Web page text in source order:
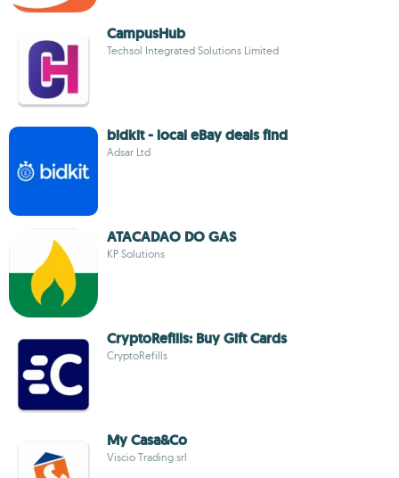
CampusHub
Techsol Integrated Solutions Limited
bidkit - local eBay deals find
Adsar Ltd
ATACADAO DO GAS
KP Solutions
CryptoRefills: Buy Gift Cards
CryptoRefills
My Casa&Co
Viscio Trading srl